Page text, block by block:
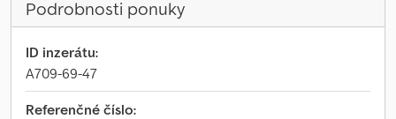
Podrobnosti ponuky
ID inzerátu:
A709-69-47
Referenčné číslo: